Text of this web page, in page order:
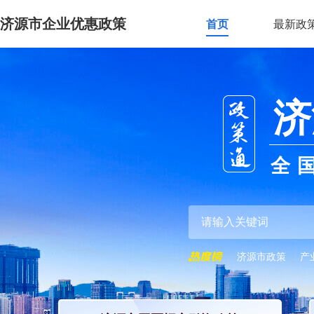
济源市企业优惠政策 首页 最新政
全
济源市政策 产